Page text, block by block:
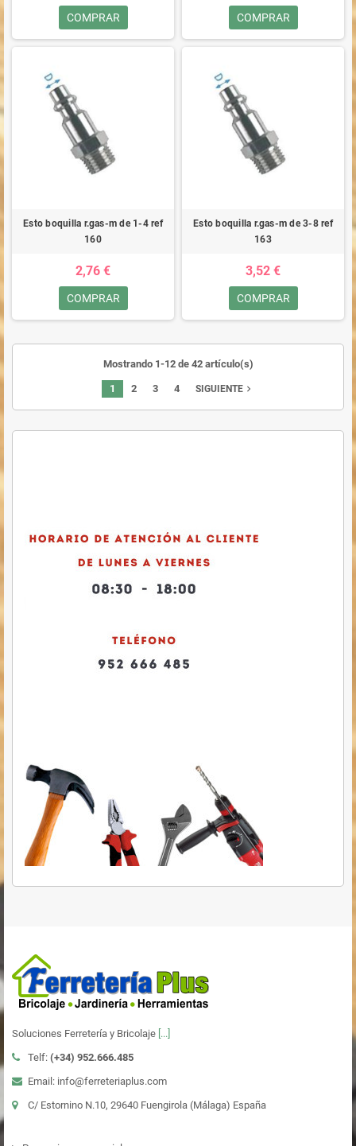
COMPRAR COMPRAR
Esto boquilla r.gas-m de 1-4 ref
160
2,76 €
COMPRAR
Esto boquilla r.gas-m de 3-8 ref
163
3,52 €
COMPRAR
Mostrando 1-12 de 42 artículo(s)
1 2 3 4 SIGUIENTE navigate_next
Soluciones Ferretería y Bricolaje [...]
Telf: (+34) 952.666.485
Email: info@ferreteriaplus.com
C/ Estornino N.10, 29640 Fuengirola (Málaga) España